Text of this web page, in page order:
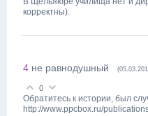
корректны).
4 не равнодушный
0
Обратитесь к истории, был
http://www.ppcbox.ru/